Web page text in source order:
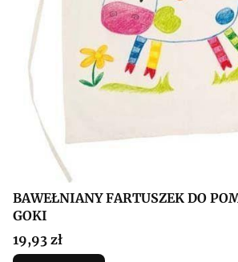
BAWEŁNIANY FARTUSZEK DO
GOKI
Cena
19,93 zł